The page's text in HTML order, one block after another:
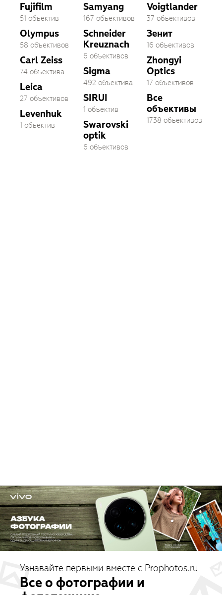
Fujifilm
51 объектив
Olympus
58 объективов
Carl Zeiss
74 объектива
Leica
27 объективов
Levenhuk
1 объектив
Samyang
167 объективов
Schneider
Kreuznach
6 объективов
Sigma
492 объектива
SIRUI
1 объектив
Swarovski
optik
6 объективов
Voigtlander
37 объективов
Зенит
16 объективов
Zhongyi
Optics
17 объективов
Все
объективы
1738 объективов
Узнавайте первыми вместе с Prophotos.ru
Все о фотографии и